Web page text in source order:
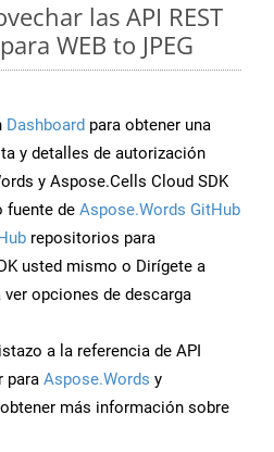
las API REST
WEB to JPEG
Dashboard para obtener una
y detalles de autorización
y Aspose.Cells Cloud SDK
fuente de Aspose.Words GitHub
repositorios para
usted mismo o Dirígete a
ver opciones de descarga
a la referencia de API
para Aspose.Words y
más información sobre